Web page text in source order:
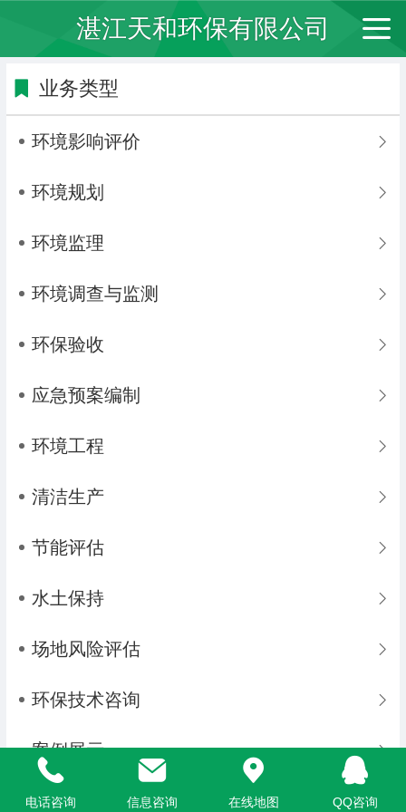
湛江天和环保有限公司
业务类型
环境影响评价
环境规划
环境监理
环境调查与监测
环保验收
应急预案编制
环境工程
清洁生产
节能评估
水土保持
场地风险评估
环保技术咨询
案例展示
电话咨询 信息咨询 在线地图 QQ咨询